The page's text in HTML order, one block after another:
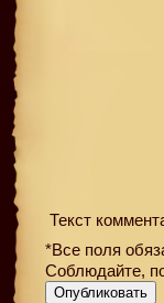
Текст
*Все поля
Соблюдайте,
Опубликовать